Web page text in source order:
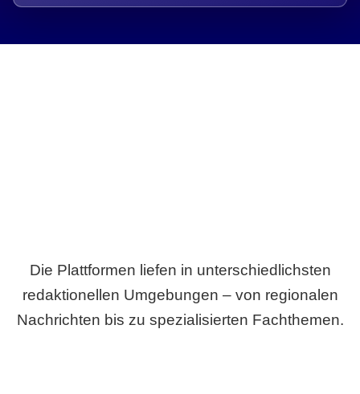
Die Plattformen liefen in unterschiedlichsten
redaktionellen Umgebungen – von regionalen
Nachrichten bis zu spezialisierten Fachthemen.